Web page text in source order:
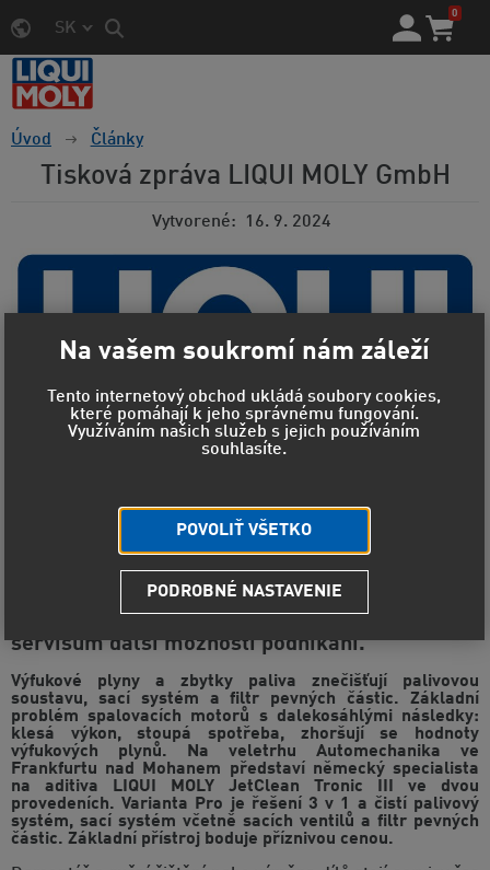
SK
0
Úvod Články
Tisková zpráva LIQUI MOLY GmbH
Vytvorené 16. 9. 2024
Kompletní bezstarostný balíček pro čištění
servisům další možnosti podnikání.
Výfukové plyny a zbytky paliva znečišťují palivovou
soustavu, sací systém a filtr pevných částic. Základní
problém spalovacích motorů s dalekosáhlými následky:
klesá výkon, stoupá spotřeba, zhoršují se hodnoty
výfukových plynů. Na veletrhu Automechanika ve
Frankfurtu nad Mohanem představí německý specialista
na aditiva LIQUI MOLY JetClean Tronic III ve dvou
provedeních. Varianta Pro je řešení 3 v 1 a čistí palivový
systém, sací systém včetně sacích ventilů a filtr pevných
částic. Základní přístroj boduje příznivou cenou.
Na vašem soukromí nám záleží
Tento internetový obchod ukládá soubory cookies,
které pomáhají k jeho správnému fungování.
Využíváním našich služeb s jejich používáním
souhlasíte.
POVOLIŤ VŠETKO
PODROBNÉ NASTAVENIE